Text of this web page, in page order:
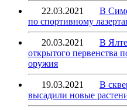
22.03.2021
В
по спортивному
20.03.2021
В
открытого первенства
оружия
19.03.2021
В
высадили новые